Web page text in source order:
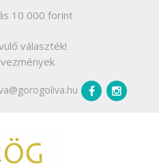
10 000 forint
választék!